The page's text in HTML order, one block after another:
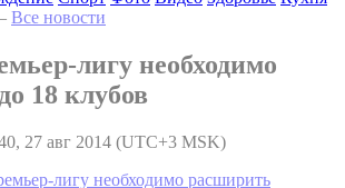
Все новости
лигу необходимо
18 клубов
27 авг 2014 (UTC+3 MSK)